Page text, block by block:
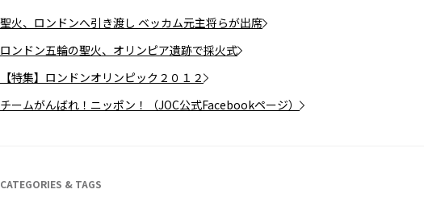
聖火、ロンドンへ引き渡し ベッカム元主将らが出席
ロンドン五輪の聖火、オリンピア遺跡で採火式
【特集】ロンドンオリンピック２０１２
チームがんばれ！ニッポン！（JOC公式Facebookページ）
CATEGORIES & TAGS